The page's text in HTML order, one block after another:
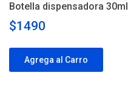
Botella dispensadora 30ml
$1490
Agrega al Carro